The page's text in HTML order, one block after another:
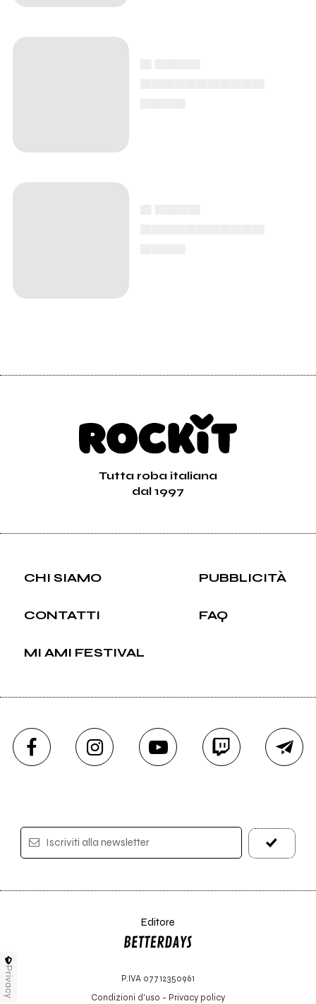
Tutta roba italiana
dal 1997
CHI SIAMO PUBBLICITÀ
CONTATTI FAQ
MI AMI FESTIVAL
Iscriviti alla newsletter
Editore
P.IVA 07712350961
Condizioni d'uso - Privacy policy
Privacy